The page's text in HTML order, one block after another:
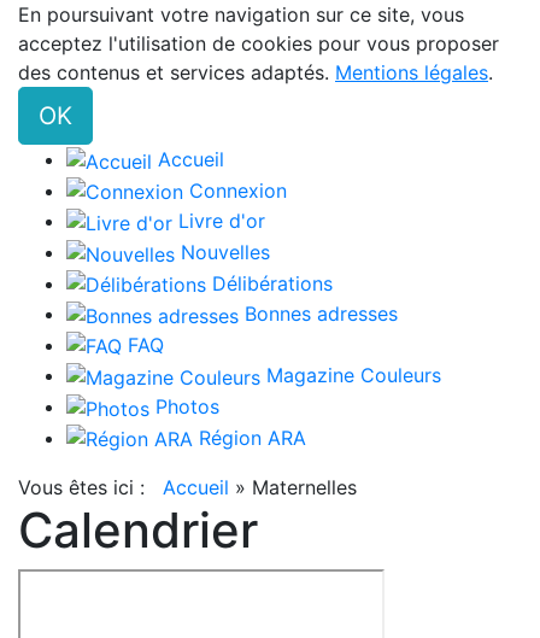
En poursuivant votre navigation sur ce site, vous
acceptez l'utilisation de cookies pour vous proposer
des contenus et services adaptés. Mentions légales.
OK
Accueil
Connexion
Livre d'or
Nouvelles
Délibérations
Bonnes adresses
FAQ
Magazine Couleurs
Photos
Région ARA
Vous êtes ici : Accueil » Maternelles
Calendrier